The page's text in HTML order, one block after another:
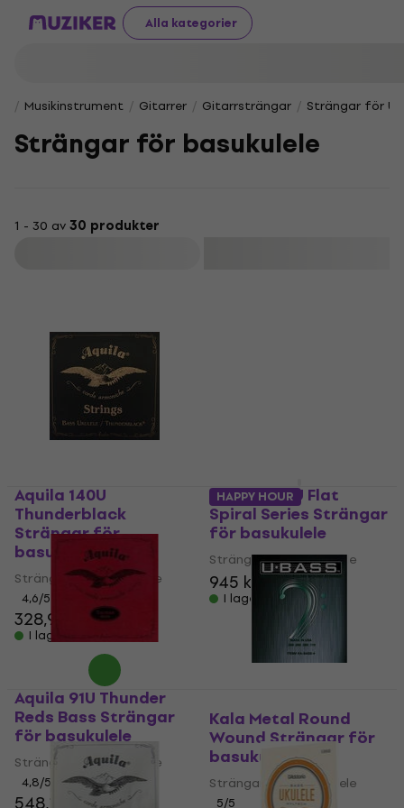
Alla kategorier
Musikinstrument Gitarrer Gitarrsträngar Strängar för
Strängar för basukulele
1 - 30 av30 produkter
Aquila 140U
Thunderblack
Strängar för
basukulele
Strängar för basukulele
4,6/5
328,91 kr
I lager för E-shop
Aquila 200U Flat
Spiral Series Strängar
för basukulele
Strängar för basukulele
945 kr
I lager för E-shop
Aquila 91U Thunder
Reds Bass Strängar
för basukulele
Strängar för basukulele
4,8/5
HAPPY HOUR
Kala Metal Round
Wound Strängar för
basukulele
Strängar för basukulele
5/5